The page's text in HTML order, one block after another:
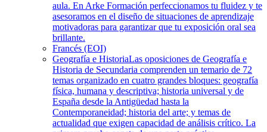
aula. En Arke Formación perfeccionamos tu fluidez y te
asesoramos en el diseño de situaciones de aprendizaje
motivadoras para garantizar que tu exposición oral sea
brillante.
Francés (EOI)
Geografía e HistoriaLas oposiciones de Geografía e
Historia de Secundaria comprenden un temario de 72
temas organizado en cuatro grandes bloques: geografía
física, humana y descriptiva; historia universal y de
España desde la Antigüedad hasta la
Contemporaneidad; historia del arte; y temas de
actualidad que exigen capacidad de análisis crítico. La